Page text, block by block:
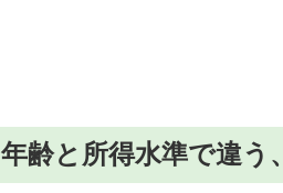
年齢と所得水準で違う